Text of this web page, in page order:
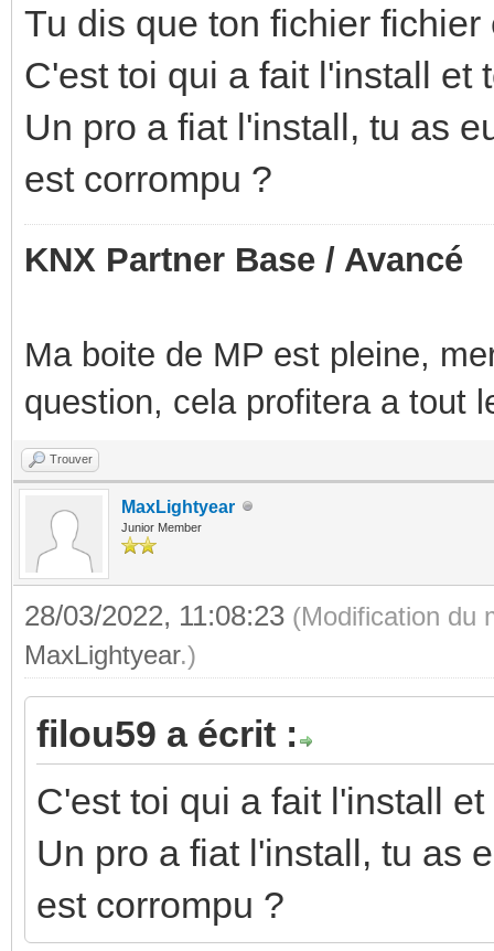
Tu dis que ton fichier fichier
C'est toi qui a fait l'install et
Un pro a fiat l'install, tu as
est corrompu ?
KNX Partner Base / Avancé
Ma boite de MP est pleine,
question, cela profitera a tout
Trouver
MaxLightyear
Junior Member
28/03/2022, 11:08:23 (Modification du
MaxLightyear.)
filou59 a écrit :
C'est toi qui a fait l'install
Un pro a fiat l'install, tu as
est corrompu ?